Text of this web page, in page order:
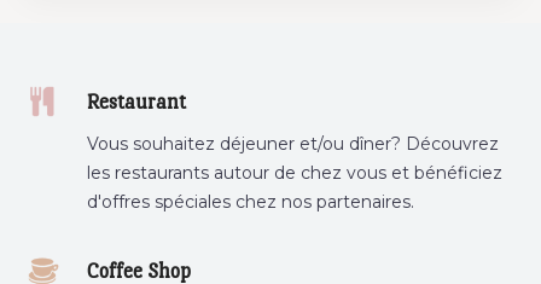
Restaurant
Vous souhaitez déjeuner et/ou dîner? Découvrez
les restaurants autour de chez vous et bénéficiez
d'offres spéciales chez nos partenaires.
Coffee Shop